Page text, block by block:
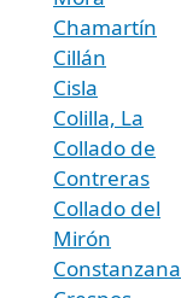
Chamartín
Cillán
Cisla
Colilla, La
Collado de
Contreras
Collado del
Mirón
Constanzana